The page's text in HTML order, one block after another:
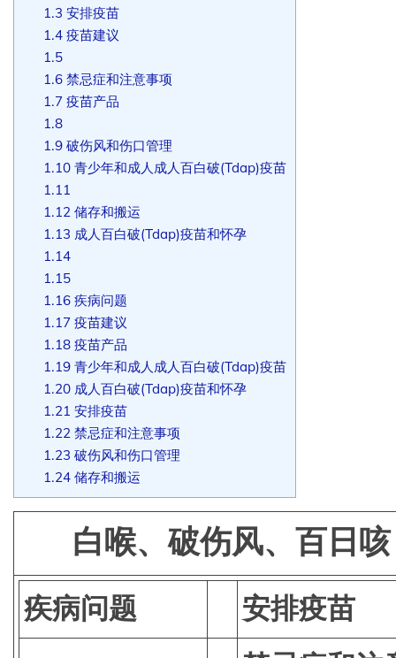
1.3 安排疫苗
1.4疫苗建议
1.5
1.6禁忌症和注意事项
1.7疫苗产品
1.8
1.9破伤风和伤口管理
1.10青少年和成人成人百白破(Tdap)疫苗
1.11
1.12储存和搬运
1.13 成人百白破(Tdap)疫苗和怀孕
1.14
1.15
1.16疾病问题
1.17疫苗建议
1.18疫苗产品
1.19青少年和成人成人百白破(Tdap)疫苗
1.20成人百白破(Tdap)疫苗和怀孕
1.21 安排疫苗
1.22禁忌症和注意事项
1.23 破伤风和伤口管理
1.24储存和搬运
白喉、破伤风、百日咳
疾病问题 安排疫苗